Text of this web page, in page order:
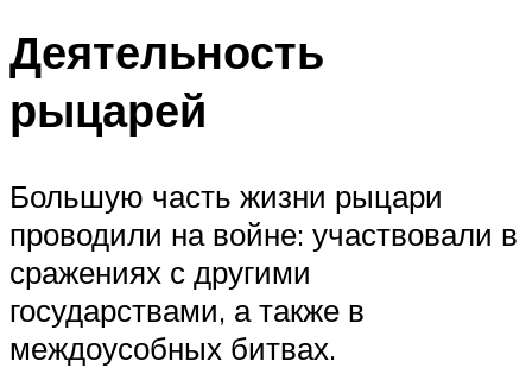
Деятельность
рыцарей
Большую часть жизни рыцари
проводили на войне: участвовали в
сражениях с другими
государствами, а также в
междоусобных битвах.